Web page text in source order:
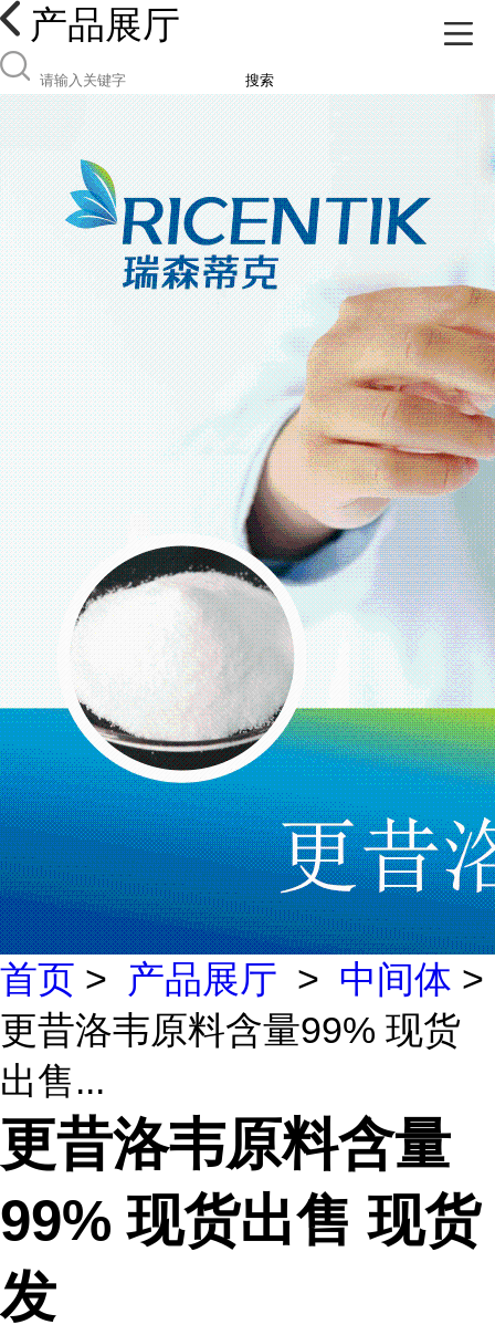
产品展厅
搜索
首页 > 产品展厅 > 中间体 >
更昔洛韦原料含量99% 现货
出售...
更昔洛韦原料含量
99% 现货出售 现货
发